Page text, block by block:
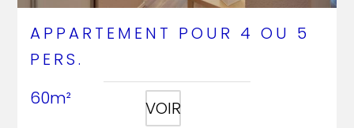
APPARTEMENT POUR 4 OU 5
PERS.
60m²
VOIR